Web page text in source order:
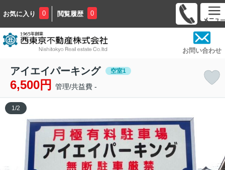
お気に入り 0 閲覧履歴 0
お問い合わせ
アイエイパーキング 空室1
6,500円 管理/共益費 -
1 /2